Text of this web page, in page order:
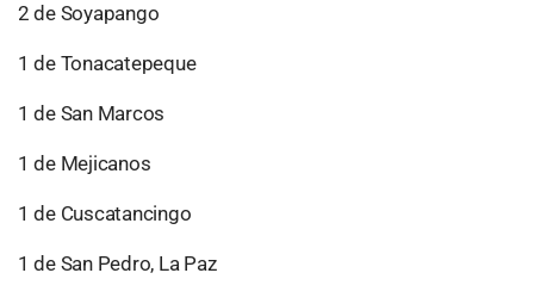
2 de Soyapango
1 de Tonacatepeque
1 de San Marcos
1 de Mejicanos
1 de Cuscatancingo
1 de San Pedro, La Paz